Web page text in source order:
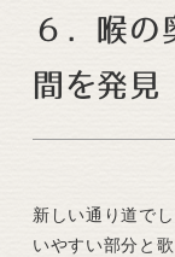
６．喉の
間を発見
新しい通り道で
いやすい部分と